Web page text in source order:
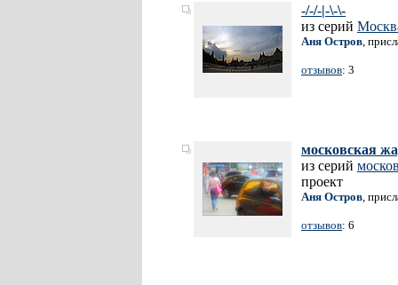
-/-/-|-\-\-
из серий
Аня Остров,
отзывов: 3
московская
из серий
проект
Аня Остров,
отзывов: 6